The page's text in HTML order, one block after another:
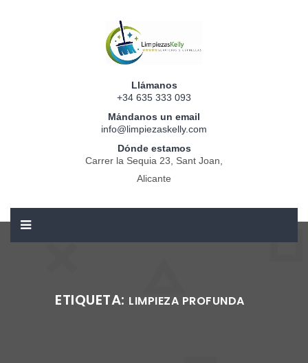
Llámanos
+34 635 333 093
Mándanos un email
info@limpiezaskelly.com
Dónde estamos
Carrer la Sequia 23, Sant Joan,
Alicante
ETIQUETA: LIMPIEZA PROFUNDA